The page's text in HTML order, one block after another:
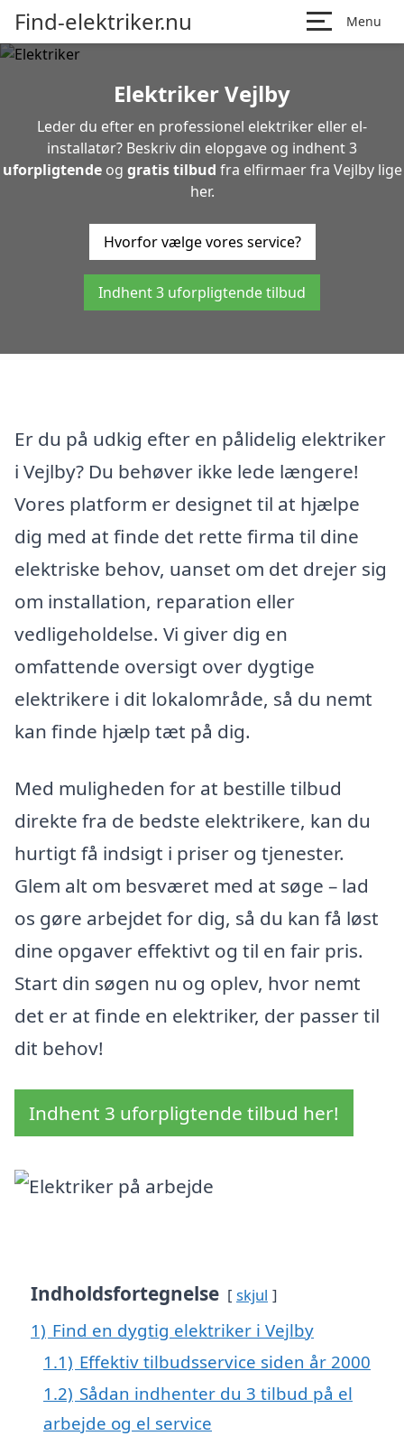
Find-elektriker.nu Menu
Elektriker Vejlby
Leder du efter en professionel elektriker eller el-
installatør? Beskriv din elopgave og indhent 3
uforpligtendeog gratis tilbud fra elfirmaer fra Vejlby lige
her.
Hvorfor vælge vores service?
Indhent 3 uforpligtende tilbud
Er du på udkig efter en pålidelig elektriker
i Vejlby? Du behøver ikke lede længere!
Vores platform er designet til at hjælpe
dig med at finde det rette firma til dine
elektriske behov, uanset om det drejer sig
om installation, reparation eller
vedligeholdelse. Vi giver dig en
omfattende oversigt over dygtige
elektrikere i dit lokalområde, så du nemt
kan finde hjælp tæt på dig.
Med muligheden for at bestille tilbud
direkte fra de bedste elektrikere, kan du
hurtigt få indsigt i priser og tjenester.
Glem alt om besværet med at søge – lad
os gøre arbejdet for dig, så du kan få løst
dine opgaver effektivt og til en fair pris.
Start din søgen nu og oplev, hvor nemt
det er at finde en elektriker, der passer til
dit behov!
Indhent 3 uforpligtende tilbud her!
Indholdsfortegnelse skjul
1) Find en dygtig elektriker i Vejlby
1.1) Effektiv tilbudsservice siden år 2000
1.2) Sådan indhenter du 3 tilbud på el
arbejde og el service